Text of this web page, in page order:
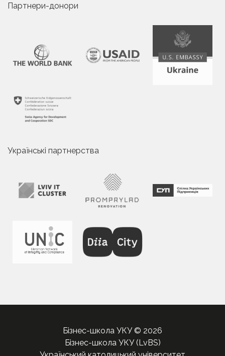
Партнери-донори
Українські партнерства
Бізнес-школа УКУ © 2026
Бізнес-школа УКУ (LvBS)